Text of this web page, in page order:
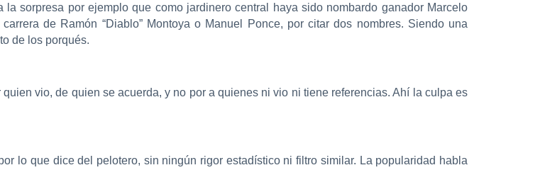
sorpresa por ejemplo que como jardinero central haya sido nombardo ganador Marcelo
de Ramón “Diablo” Montoya o Manuel Ponce, por citar dos nombres. Siendo una
de los porqués.
vio, de quien se acuerda, y no por a quienes ni vio ni tiene referencias. Ahí la culpa es
lo que dice del pelotero, sin ningún rigor estadístico ni filtro similar. La popularidad habla